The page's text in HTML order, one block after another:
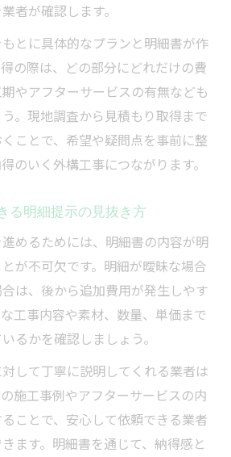
者が確認します。
とに具体的なプランと明細書が作
の際は、どの部分にどれだけの費
やアフターサービスの有無なども
。現地調査から見積もり取得まで
ことで、希望や疑問点を事前に整
のいく外構工事につながります。
る明細提示の見抜き方
めるためには、明細書の内容が明
が不可欠です。明細が曖昧な場合
は、後から追加費用が発生しやす
工事内容や素材、数量、単価まで
るかを確認しましょう。
して丁寧に説明してくれる業者は
施工事例やアフターサービスの内
ことで、安心して依頼できる業者
ます。明細書を通じて、納得感と